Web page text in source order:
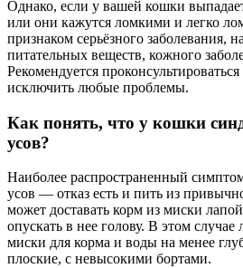
Однако, если у вашей кошки
или они кажутся ломкими и легко
признаком серьёзного заболевания,
питательных веществ, кожного
Рекомендуется
исключить любые проблемы.
Как понять, что у кошки
усов?
Наиболее распространенный
усов — отказ есть и пить из
может доставать корм из миски
опускать в нее голову. В этом
миски для корма и воды на менее
плоские, с невысокими бортами.